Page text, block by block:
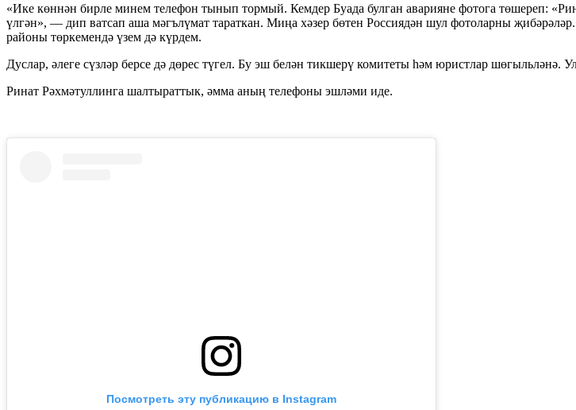
«Ике көннән бирле минем телефон тынып тормый. Кемдер Буада булган аварияне фотога төшереп:
үлгән», — дип ватсап аша мәгълүмат тараткан. Миңа хәзер бөтен Россиядән шул фотоларны
районы төркемендә үзем дә күрдем.
Дуслар, әлеге сүзләр берсе дә дөрес түгел. Бу эш белән тикшерү комитеты һәм юристлар шөгыльләнә.
Ринат Рәхмәтуллинга шалтыраттык, әмма аның телефоны эшләми иде.
Посмотреть эту публикацию в Instagram